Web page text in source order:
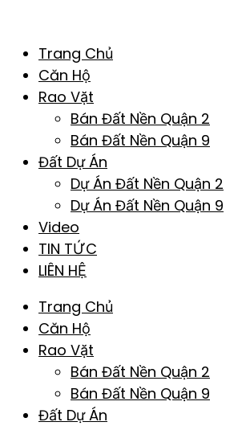
Trang Chủ
Căn Hộ
Rao Vặt
Bán Đất Nền Quận 2
Bán Đất Nền Quận 9
Đất Dự Án
Dự Án Đất Nền Quận 2
Dự Án Đất Nền Quận 9
Video
TIN TỨC
LIÊN HỆ
Trang Chủ
Căn Hộ
Rao Vặt
Bán Đất Nền Quận 2
Bán Đất Nền Quận 9
Đất Dự Án